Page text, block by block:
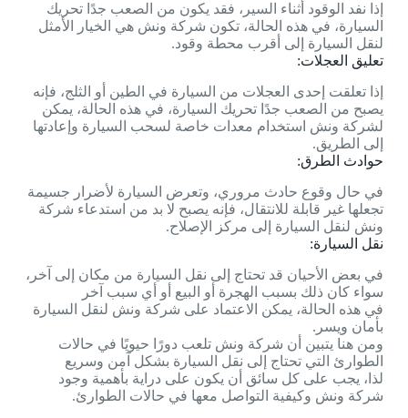
إذا نفد الوقود أثناء السير، فقد يكون من الصعب جدًا تحريك
السيارة، في هذه الحالة، تكون شركة ونش هي الخيار الأمثل
لنقل السيارة إلى أقرب محطة وقود.
تعليق العجلات:
إذا تعلقت إحدى العجلات من السيارة في الطين أو الثلج، فإنه
يصبح من الصعب جدًا تحريك السيارة، في هذه الحالة، يمكن
لشركة ونش استخدام معدات خاصة لسحب السيارة وإعادتها
إلى الطريق.
حوادث الطرق:
في حال وقوع حادث مروري، وتعرض السيارة لأضرار جسيمة
تجعلها غير قابلة للانتقال، فإنه يصبح لا بد من استدعاء شركة
ونش لنقل السيارة إلى مركز الإصلاح.
نقل السيارة:
في بعض الأحيان قد تحتاج إلى نقل السيارة من مكان إلى آخر،
سواء كان ذلك بسبب الهجرة أو البيع أو أي سبب آخر
في هذه الحالة، يمكن الاعتماد على شركة ونش لنقل السيارة
بأمان ويسر.
ومن هنا يتبين أن شركة ونش تلعب دورًا حيويًا في حالات
الطوارئ التي تحتاج إلى نقل السيارة بشكل آمن وسريع
لذا، يجب على كل سائق أن يكون على دراية بأهمية وجود
شركة ونش وكيفية التواصل معها في حالات الطوارئ.